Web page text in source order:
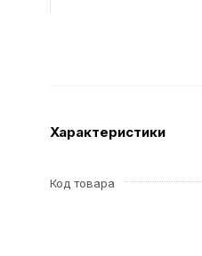
Характеристики
Код товара